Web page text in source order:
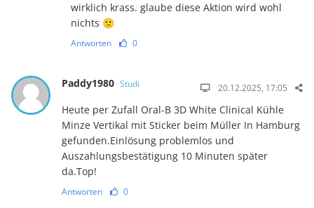
wirklich krass. glaube diese Aktion wird wohl
nichts 🙁
Antworten 0
Paddy1980 Studi 20.12.2025, 17:05
Heute per Zufall Oral-B 3D White Clinical Kühle
Minze Vertikal mit Sticker beim Müller In Hamburg
gefunden.Einlösung problemlos und
Auszahlungsbestätigung 10 Minuten später
da.Top!
Antworten 0